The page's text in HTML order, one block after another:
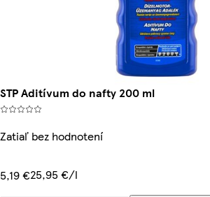
STP Aditívum do nafty 200 ml
Zatiaľ bez hodnotení
5,19 €25,95 €/l